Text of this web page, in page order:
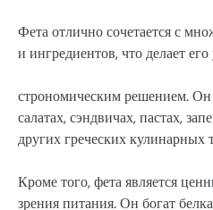
Фета отлично сочетается с
и ингредиентов, что делает
строномическим решением. Он
салатах, сэндвичах, пастах,
других греческих кулинарных
Кроме того, фета является
зрения питания. Он богат